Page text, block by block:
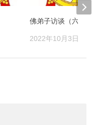
佛弟子访谈（六十
2022年10月3日